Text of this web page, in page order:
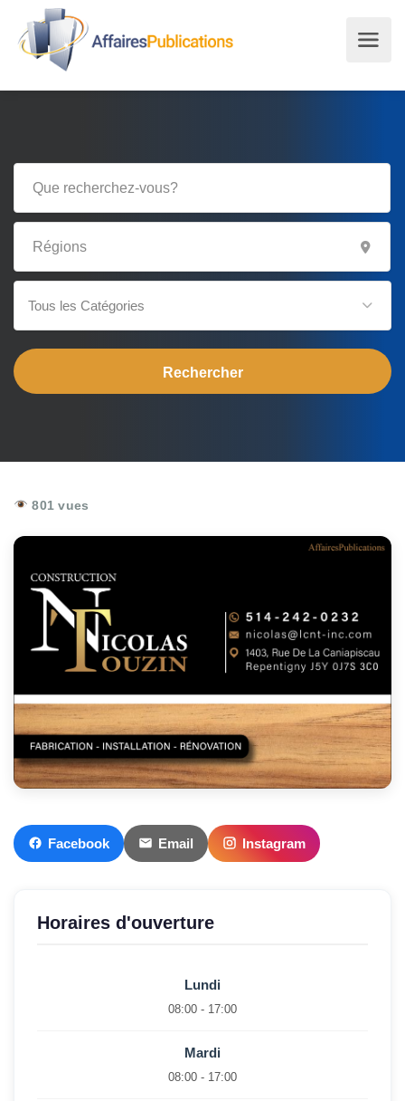
Tous les Catégories
801 vues
Facebook Email Instagram
Horaires d'ouverture
Lundi
08:00 - 17:00
Mardi
08:00 - 17:00